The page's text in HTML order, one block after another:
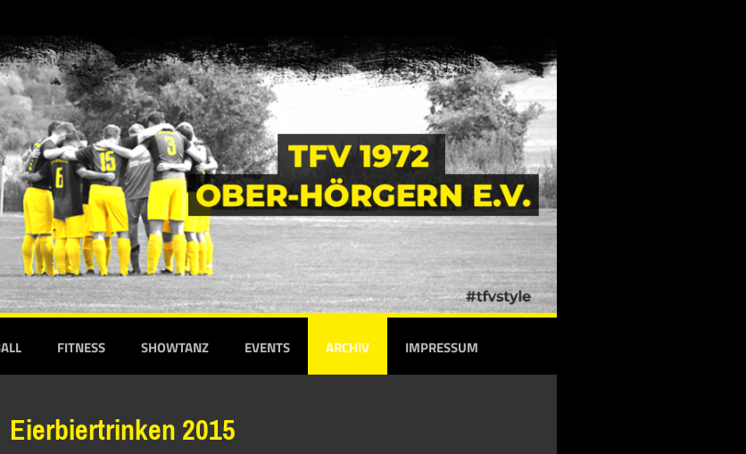
FITNESS SHOWTANZ EVENTS ARCHIV IMPRESSUM
Eierbiertrinken 2015